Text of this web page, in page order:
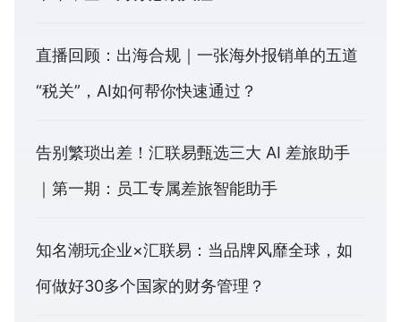
直播回顾：出海合规｜一张海外报销单的五道
“税关”，AI如何帮你快速通过？
告别繁琐出差！汇联易甄选三大 AI 差旅助手
｜第一期：员工专属差旅智能助手
知名潮玩企业×汇联易：当品牌风靡全球，如
何做好30多个国家的财务管理？